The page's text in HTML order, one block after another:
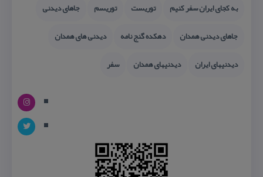
به كجای ایران سفر كنیم توریست توریسم
جاهای دیدنی
جاهای دیدنی همدان
دهكده گنج نامه
دیدنی های همدان
دیدنیهای ایران
دیدنیهای همدان سفر